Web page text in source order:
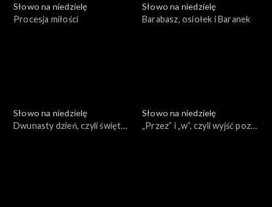
Słowo na niedzielę
Procesja miłości
Słowo na niedzielę
Barabasz, osiołek i Baranek
Słowo na niedzielę
Dwunasty dzień, czyli święty
Słowo na niedzielę
„Przez” i „w”, czyli wyjść poza